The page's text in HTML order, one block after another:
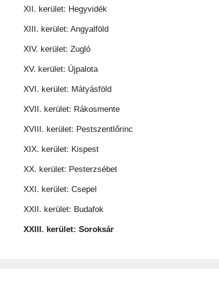
XII. kerület: Hegyvidék
XIII. kerület: Angyalföld
XIV. kerület: Zugló
XV. kerület: Újpalota
XVI. kerület: Mátyásföld
XVII. kerület: Rákosmente
XVIII. kerület: Pestszentlőrinc
XIX. kerület: Kispest
XX. kerület: Pesterzsébet
XXI. kerület: Csepel
XXII. kerület: Budafok
XXIII. kerület: Soroksár